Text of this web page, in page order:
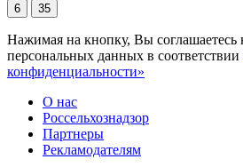
6 35
Нажимая на кнопку, Вы соглашаетесь
персональных данных в соответствии
конфиденциальности»
О нас
Россельхознадзор
Партнеры
Рекламодателям